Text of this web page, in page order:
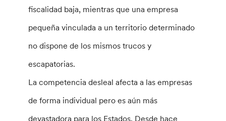
fiscalidad baja, mientras que una empresa
pequeña vinculada a un territorio determinado
no dispone de los mismos trucos y
escapatorias.
La competencia desleal afecta a las empresas
de forma individual pero es aún más
devastadora para los Estados. Desde hace